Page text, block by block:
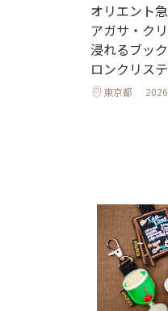
オリエント
アガサ・ク
浸れるブッ
ロンクリステ
東京都